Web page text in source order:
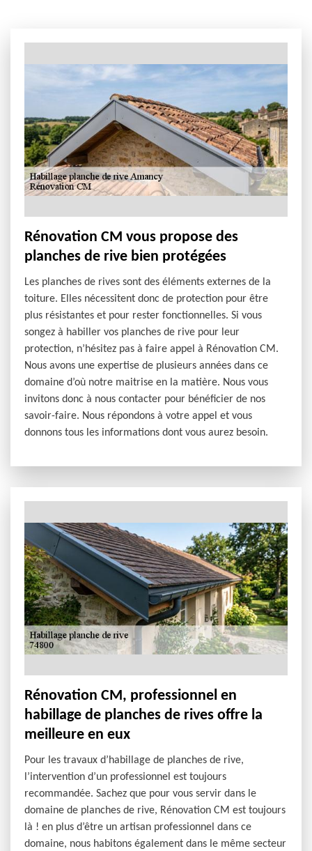
Rénovation CM vous propose des
planches de rive bien protégées
Les planches de rives sont des éléments externes de la
toiture. Elles nécessitent donc de protection pour être
plus résistantes et pour rester fonctionnelles. Si vous
songez à habiller vos planches de rive pour leur
protection, n’hésitez pas à faire appel à Rénovation CM.
Nous avons une expertise de plusieurs années dans ce
domaine d’où notre maitrise en la matière. Nous vous
invitons donc à nous contacter pour bénéficier de nos
savoir-faire. Nous répondons à votre appel et vous
donnons tous les informations dont vous aurez besoin.
Rénovation CM, professionnel en
habillage de planches de rives offre la
meilleure en eux
Pour les travaux d’habillage de planches de rive,
l’intervention d’un professionnel est toujours
recommandée. Sachez que pour vous servir dans le
domaine de planches de rive, Rénovation CM est toujours
là ! en plus d’être un artisan professionnel dans ce
domaine, nous habitons également dans le même secteur